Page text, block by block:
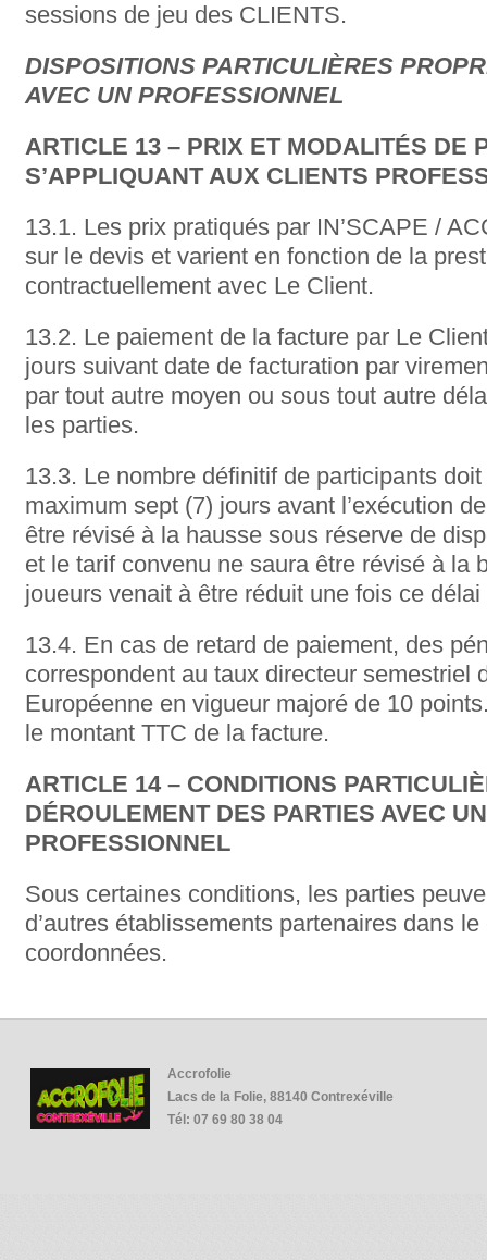
sessions de jeu des CLIENTS.
DISPOSITIONS PARTICULIÈRES
AVEC UN PROFESSIONNEL
ARTICLE 13 – PRIX ET MODALITÉS DE
S’APPLIQUANT AUX CLIENTS
13.1. Les prix pratiqués par IN’SCAPE /
sur le devis et varient en fonction de la
contractuellement avec Le Client.
13.2. Le paiement de la facture par Le
jours suivant date de facturation par
par tout autre moyen ou sous tout autre
les parties.
13.3. Le nombre définitif de participants
maximum sept (7) jours avant l’exécution
être révisé à la hausse sous réserve de
et le tarif convenu ne saura être révisé à la
joueurs venait à être réduit une fois ce
13.4. En cas de retard de paiement, des
correspondent au taux directeur semestriel
Européenne en vigueur majoré de 10
le montant TTC de la facture.
ARTICLE 14 – CONDITIONS
DÉROULEMENT DES PARTIES AVEC
PROFESSIONNEL
Sous certaines conditions, les parties
d’autres établissements partenaires dans
coordonnées.
Accrofolie
Lacs de la Folie, 88140 Contrexéville
Tél: 07 69 80 38 04